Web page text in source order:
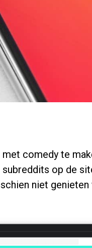
comedy te
op de
niet